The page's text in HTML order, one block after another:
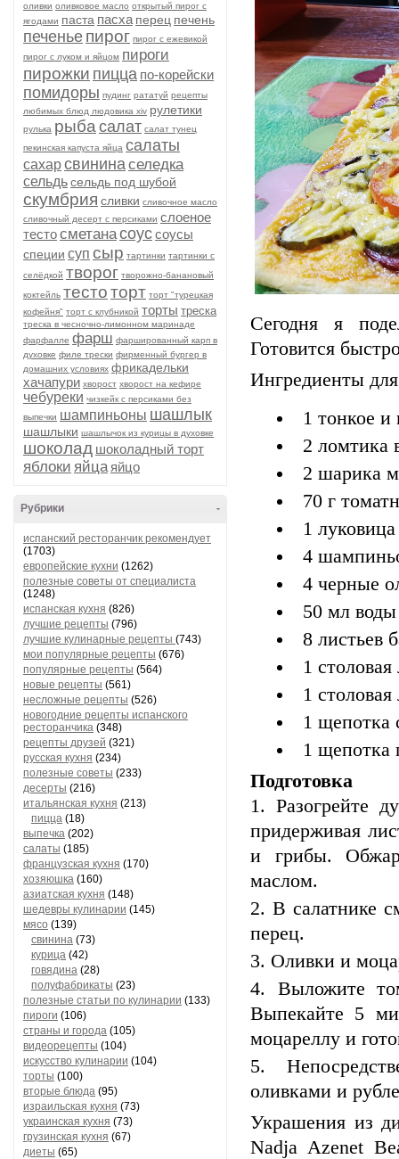
оливки оливковое масло открытый пирог с
ягодами паста пасха перец печень
печенье пирог пирог с ежевикой
пирог с луком и яйцом пироги
пирожки пицца по-корейски
помидоры пудинг рататуй рецепты
любимых блюд людовика xiv рулетики
рулька рыба салат салат тунец
пекинская капуста яйца салаты
сахарсвининаселедка
сельдьсельдь под шубой
скумбрия сливки сливочное масло
сливочный десерт с персиками слоеное
тестосметанасоуссоусы
специи суп сыр тартинки тартинки с
селёдкой творог творожно-банановый
коктейль тестоторт торт "турецкая
кофейня" торт с клубникой торты треска
треска в чесночно-лимонном маринаде
фарфалле фарш фаршированный карп в
духовке филе трески фирменный бургер в
домашних условиях фрикадельки
хачапури хворост хворост на кефире
чебуреки чизкейк с персиками без
выпечки шампиньоны шашлык
шашлыки шашлычок из курицы в духовке
шоколад шоколадный торт
яблоки яйца яйцо
-
Рубрики
испанский ресторанчик рекомендует
(1703)
европейские кухни (1262)
полезные советы от специалиста
(1248)
испанская кухня (826)
лучшие рецепты (796)
лучшие кулинарные рецепты (743)
мои популярные рецепты (676)
популярные рецепты (564)
новые рецепты (561)
несложные рецепты (526)
новогодние рецепты испанского
ресторанчика (348)
рецепты друзей (321)
русская кухня (234)
полезные советы (233)
десерты (216)
итальянская кухня (213)
пицца (18)
выпечка (202)
салаты (185)
французская кухня (170)
хозяюшка (160)
азиатская кухня (148)
шедевры кулинарии (145)
мясо (139)
свинина (73)
курица (42)
говядина (28)
полуфабрикаты (23)
полезные статьи по кулинарии (133)
пироги (106)
страны и города (105)
видеорецепты (104)
искусство кулинарии (104)
торты (100)
вторые блюда (95)
израильская кухня (73)
украинская кухня (73)
грузинская кухня (67)
диеты (65)
Сегодня я
Готовится
Ингредиенты
1 тонкое и
2 ломтика
2 шарика
70 г
1 луковица
4
4 черные
50 мл воды
8 листьев
1
1
1 щепотка
1 щепотка
Подготовка
Разогрейте
придерживая
и грибы.
маслом.
В салатнике
перец.
Оливки и
Выложите
Выпекайте 5
моцареллу и
оливками и
Украшения из
Nadja Azenet